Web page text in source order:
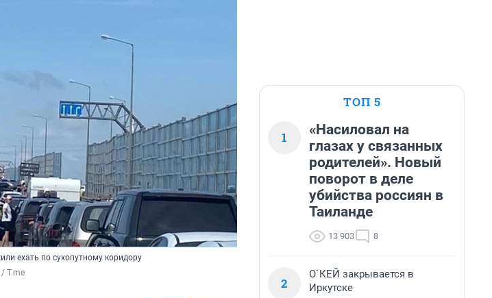
ехать по сухопутному коридору
T.me
ТОП 5
1
«Насиловал на
глазах у связанных
родителей». Новый
поворот в деле
убийства россиян в
Таиланде
13 903 8
2
О`КЕЙ закрывается в
Иркутске